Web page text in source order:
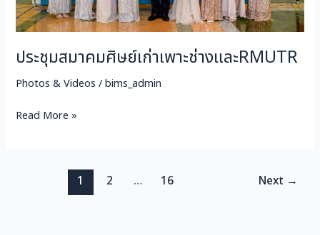
ประชุมสมาคมศิษย์เก่าเพาะช่างและRMUTR
Photos & Videos /bims_admin
Read More »
1 2 … 16 Next →